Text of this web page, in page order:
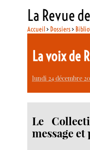
La Revue
Accueil> Dossiers>
La voix de
lundi 24 décembre
Le
message